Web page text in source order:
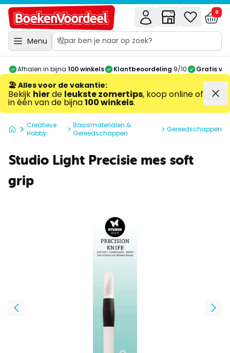
Menu
0
Afhalen in bijna 100 winkels Klantbeoordeling 9/10 Gratis
🏖️ Alles voor de vakantie:
Bekijk hierde leukste zomertips, koop online of
in één van de bijna100 winkels.
Creatieve
Hobby
Basismaterialen &
Gereedschappen
Gereedschappen
Studio Light Precisie mes soft
grip